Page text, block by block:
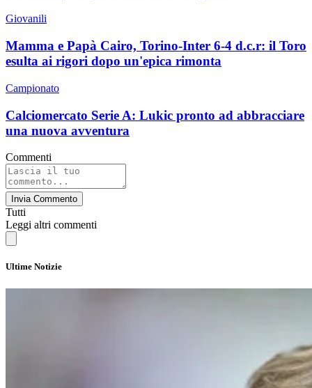
Giovanili
Mamma e Papà Cairo, Torino-Inter 6-4 d.c.r: il Toro
esulta ai rigori dopo un'epica rimonta
Campionato
Calciomercato Serie A: Lukic pronto ad abbracciare
una nuova avventura
Commenti
Invia Commento
Tutti
Leggi altri commenti
Ultime Notizie